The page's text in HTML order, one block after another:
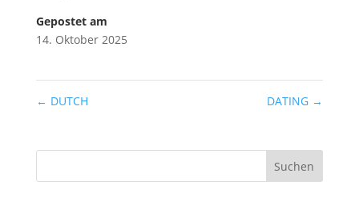
Gepostet am
14. Oktober 2025
← DUTCH DATING →
Suchen